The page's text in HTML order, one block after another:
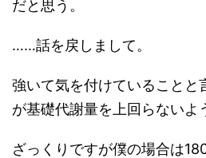
だと思う。
……話を戻しまして。
強いて気を付けていることと
が基礎代謝量を上回らないよ
ざっくりですが僕の場合は